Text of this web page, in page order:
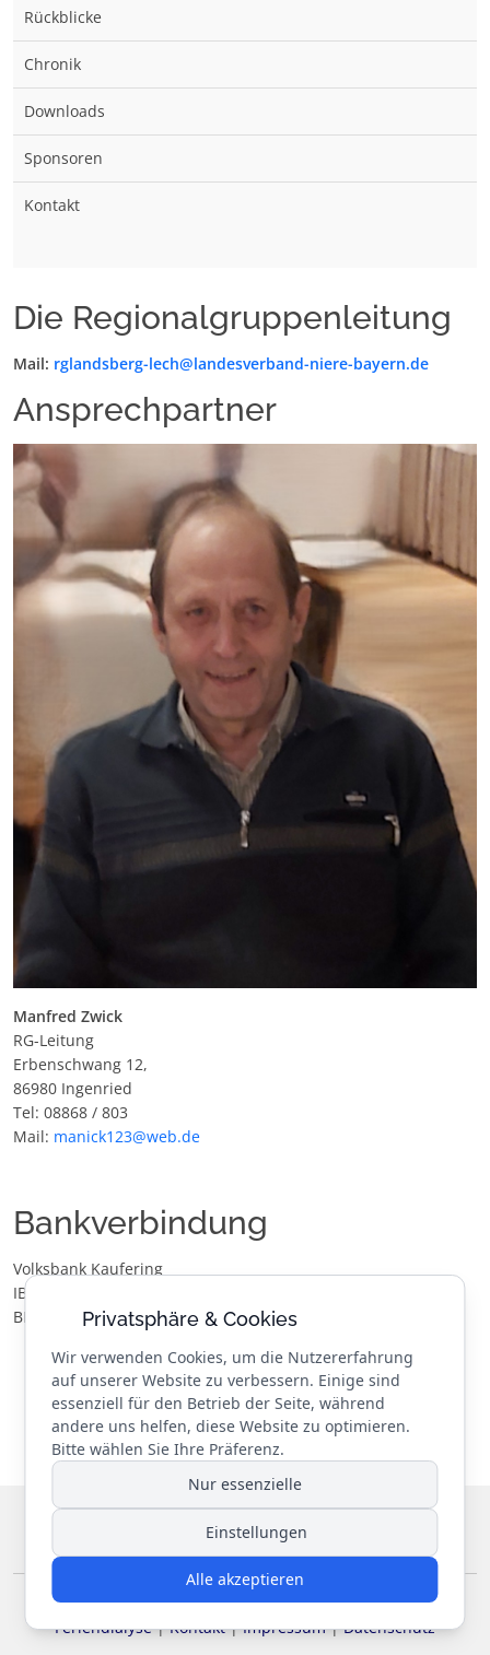
Rückblicke
Chronik
Downloads
Sponsoren
Kontakt
Die Regionalgruppenleitung
Mail: rglandsberg-lech@landesverband-niere-bayern.de
Ansprechpartner
Manfred Zwick
RG-Leitung
Erbenschwang 12,
86980 Ingenried
Tel: 08868 / 803
Mail: manick123@web.de
Bankverbindung
Volksbank Kaufering
IBAN: DE30 7009 3200 0008 6839 21
BIC: GENODEF1STH
© 2026 Landesverband Niere e.V.. Alle Rechte vorbehalten.
REIKEM Webentwicklung
Jahresprogramm|Satzung|Sponsoren|Partner|
Feriendialyse|Kontakt|Impressum|Datenschutz
Privatsphäre & Cookies
Wir verwenden Cookies, um die Nutzererfahrung
auf unserer Website zu verbessern. Einige sind
essenziell für den Betrieb der Seite, während
andere uns helfen, diese Website zu optimieren.
Bitte wählen Sie Ihre Präferenz.
Nur essenzielle
Einstellungen
Alle akzeptieren